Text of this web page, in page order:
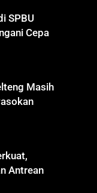
Masih
Antrean di
Terurai